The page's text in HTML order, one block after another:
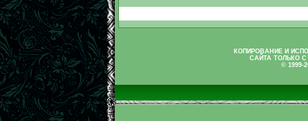
КОПИРОВАНИЕ И
САЙТА ТОЛЬКО
© 1999-